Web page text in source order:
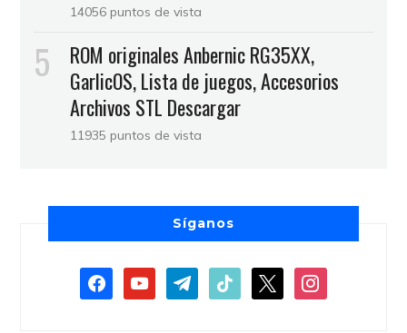
14056 puntos de vista
ROM originales Anbernic RG35XX,
GarlicOS, Lista de juegos, Accesorios
Archivos STL Descargar
11935 puntos de vista
Síganos